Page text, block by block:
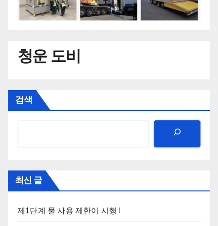
청운 도비
검색
최신 글
제1단계 물 사용 제한이 시행 !